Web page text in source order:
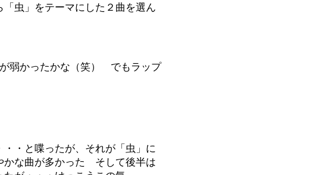
虫」をテーマにした２曲を選ん
弱かったかな（笑） でもラップ
・と喋ったが、それが「虫」に
かな曲が多かった そして後半は